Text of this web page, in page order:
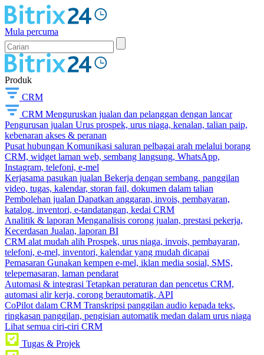
Mula percuma
Produk
CRM
CRM Menguruskan jualan dan pelanggan dengan lancar
Pengurusan jualan Urus prospek, urus niaga, kenalan, talian paip,
kebenaran akses & peranan
Pusat hubungan Komunikasi saluran pelbagai arah melalui borang
CRM, widget laman web, sembang langsung, WhatsApp,
Instagram, telefoni, e-mel
Kerjasama pasukan jualan Bekerja dengan sembang, panggilan
video, tugas, kalendar, storan fail, dokumen dalam talian
Pembolehan jualan Dapatkan anggaran, invois, pembayaran,
katalog, inventori, e-tandatangan, kedai CRM
Analitik & laporan Menganalisis corong jualan, prestasi pekerja,
Kecerdasan Jualan, laporan BI
CRM alat mudah alih Prospek, urus niaga, invois, pembayaran,
telefoni, e-mel, inventori, kalendar yang mudah dicapai
Pemasaran Gunakan kempen e-mel, iklan media sosial, SMS,
telepemasaran, laman pendarat
Automasi & integrasi Tetapkan peraturan dan pencetus CRM,
automasi alir kerja, corong berautomatik, API
CoPilot dalam CRM Transkripsi panggilan audio kepada teks,
ringkasan panggilan, pengisian automatik medan dalam urus niaga
Lihat semua ciri-ciri CRM
Tugas & Projek